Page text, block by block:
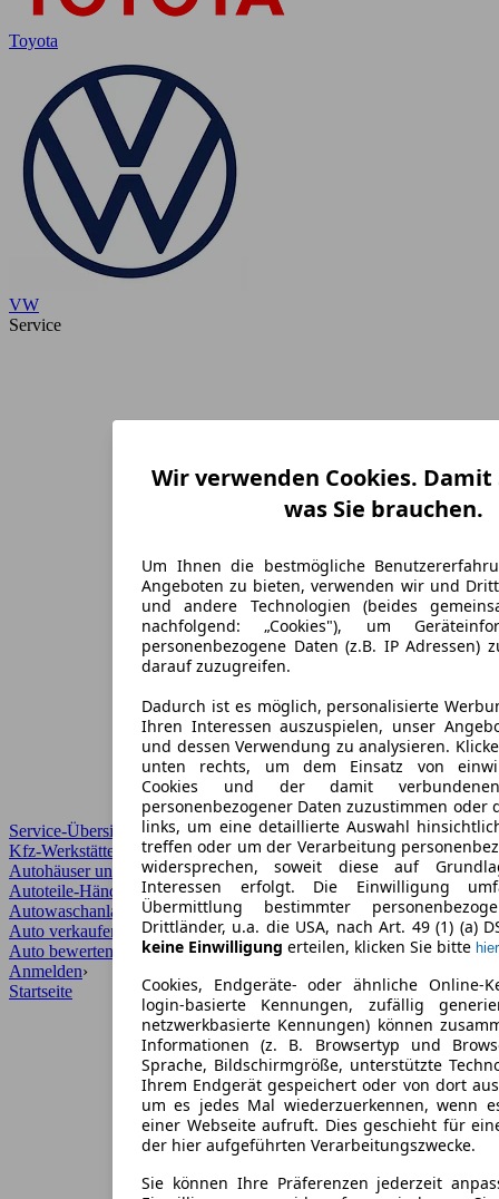
Toyota
VW
Service
Service-Übersicht
Kfz-Werkstätten
Autohäuser und Händler
Autoteile-Händler
Autowaschanlagen
Auto verkaufen
Auto bewerten
Anmelden›
Wir verwenden Cookies.
was Sie brauchen.
Um Ihnen die bestmögliche
Angeboten zu bieten, verwenden wir und
und andere Technologien (beides
nachfolgend: „Cookies"), um
personenbezogene Daten (z.B. IP Adressen)
darauf zuzugreifen.
Dadurch ist es möglich, personalisierte
Ihren Interessen auszuspielen, unser
und dessen Verwendung zu analysieren.
unten rechts, um dem Einsatz von
Cookies und der damit
personenbezogener Daten zuzustimmen oder
links, um eine detaillierte Auswahl
treffen oder um der Verarbeitung
widersprechen, soweit diese auf
Interessen erfolgt. Die Einwilligung
Übermittlung bestimmter
Drittländer, u.a. die USA, nach Art. 49 (1) (a)
keine Einwilligung erteilen, klicken Sie bitte hier
Cookies, Endgeräte- oder ähnliche Online-
login-basierte Kennungen, zufällig
netzwerkbasierte Kennungen) können
Informationen (z. B. Browsertyp und
Sprache, Bildschirmgröße, unterstützte
Ihrem Endgerät gespeichert oder von dort
um es jedes Mal wiederzuerkennen, wenn
einer Webseite aufruft. Dies geschieht für
der hier aufgeführten Verarbeitungszwecke.
Sie können Ihre Präferenzen jederzeit
Startseite